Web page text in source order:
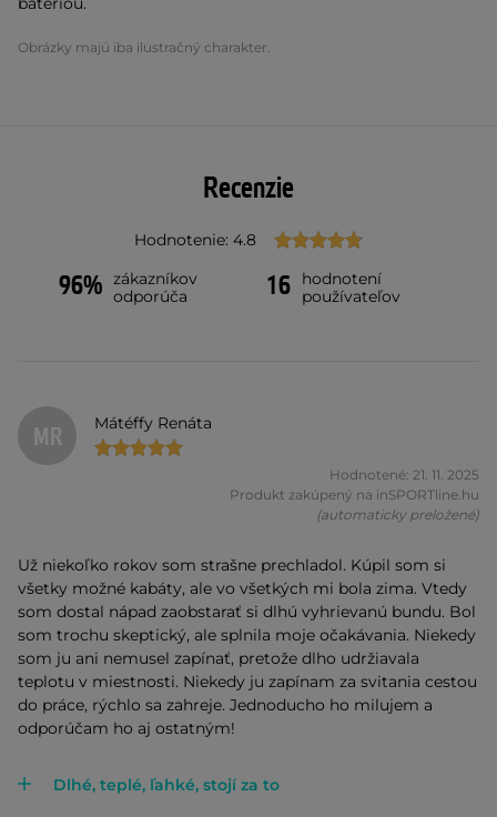
Obrázky majú iba ilustračný charakter.
Recenzie
Hodnotenie: 4.8
96% zákazníkov
odporúča
16
hodnotení
používateľov
MR Mátéffy Renáta
Hodnotené: 21. 11. 2025
Produkt zakúpený na inSPORTline.hu
(automaticky preložené)
Už niekoľko rokov som strašne prechladol. Kúpil som si
všetky možné kabáty, ale vo všetkých mi bola zima. Vtedy
som dostal nápad zaobstarať si dlhú vyhrievanú bundu. Bol
som trochu skeptický, ale splnila moje očakávania. Niekedy
som ju ani nemusel zapínať, pretože dlho udržiavala
teplotu v miestnosti. Niekedy ju zapínam za svitania cestou
do práce, rýchlo sa zahreje. Jednoducho ho milujem a
odporúčam ho aj ostatným!
Dlhé, teplé, ľahké, stojí za to